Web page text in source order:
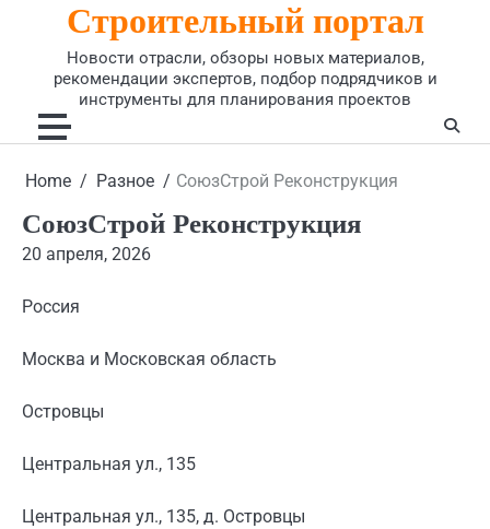
Строительный портал
Новости отрасли, обзоры новых материалов,
рекомендации экспертов, подбор подрядчиков и
инструменты для планирования проектов
Home Разное СоюзСтрой Реконструкция
СоюзСтрой Реконструкция
20 апреля, 2026
Россия
Москва и Московская область
Островцы
Центральная ул., 135
Центральная ул., 135, д. Островцы